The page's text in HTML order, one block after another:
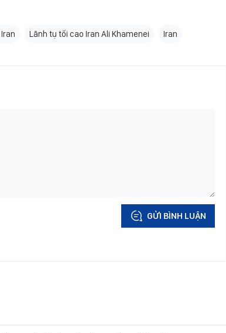
Lãnh tụ tối cao Iran Ali Khamenei Iran
GỬI BÌNH LUẬN